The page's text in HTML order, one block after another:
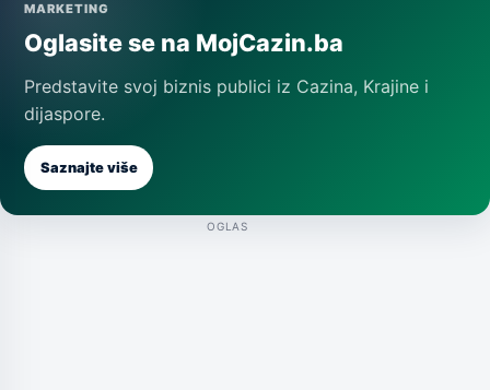
MARKETING
Oglasite se na MojCazin.ba
Predstavite svoj biznis publici iz Cazina, Krajine i
dijaspore.
Saznajte više
OGLAS